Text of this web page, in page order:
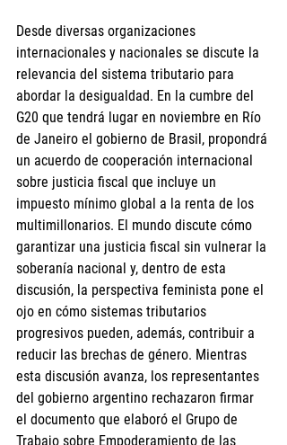
Desde diversas organizaciones
internacionales y nacionales se discute la
relevancia del sistema tributario para
abordar la desigualdad. En la cumbre del
G20 que tendrá lugar en noviembre en Río
de Janeiro el gobierno de Brasil, propondrá
un acuerdo de cooperación internacional
sobre justicia fiscal que incluye un
impuesto mínimo global a la renta de los
multimillonarios. El mundo discute cómo
garantizar una justicia fiscal sin vulnerar la
soberanía nacional y, dentro de esta
discusión, la perspectiva feminista pone el
ojo en cómo sistemas tributarios
progresivos pueden, además, contribuir a
reducir las brechas de género. Mientras
esta discusión avanza, los representantes
del gobierno argentino rechazaron firmar
el documento que elaboró el Grupo de
Trabajo sobre Empoderamiento de las